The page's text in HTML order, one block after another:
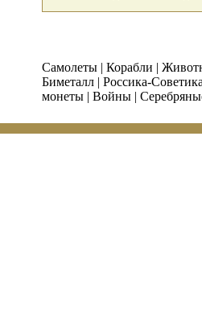
Самолеты | Корабли |
Биметалл | Россика-
монеты | Войны |